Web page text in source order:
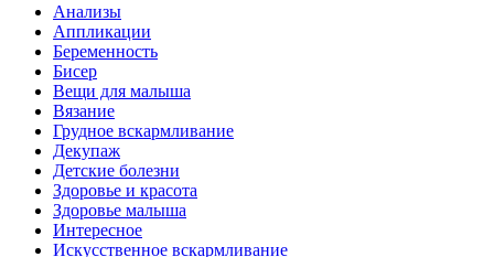
Анализы
Аппликации
Беременность
Бисер
Вещи для малыша
Вязание
Грудное вскармливание
Декупаж
Детские болезни
Здоровье и красота
Здоровье малыша
Интересное
Искусственное вскармливание